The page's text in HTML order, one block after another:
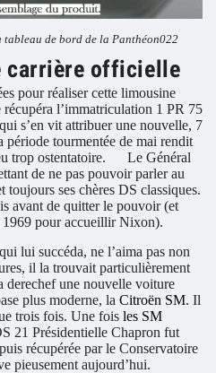
tableau de bord de la Panthéon022
carrière officielle
pour réaliser cette limousine
l’immatriculation 1 PR 75
s’en vit attribuer une nouvelle, 7
tourmentée de mai rendit
trop ostentatoire.
Le Général
de ne pas pouvoir parler au
toujours ses chères DS classiques.
avant de quitter le pouvoir (et
pour accueillir Nixon).
lui succéda, ne l’aima pas non
il la trouvait particulièrement
derechef une nouvelle voiture
plus moderne, la Citroën SM. Il
trois fois. Une fois les SM
21 Présidentielle Chapron fut
récupérée par le Conservatoire
pieusement aujourd’hui.